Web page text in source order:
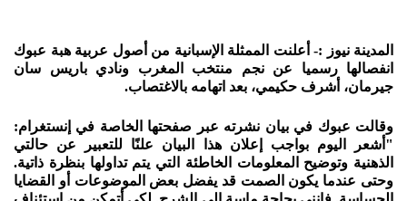
المدينة نيوز :- أعلنت الممثلة الإسبانية من أصول عربية هبة عبوك
انفصالها رسميا عن نجم منتخب المغرب ونادي باريس سان
جيرمان، أشرف حكيمي، بعد اتهامه بالاغتصاب.
وقالت عبوك في بيان نشرته عبر صفحتها الخاصة في إنستغرام:
"أشعر اليوم بواجب إعلان هذا البيان علنًا للتعبير عن حالتي
الذهنية وتوضيح المعلومات الخاطئة التي يتم تداولها بنظرة ذاتية.
وحتى عندما يكون الصمت قد يفضل بعض الموضوعات أو القضايا